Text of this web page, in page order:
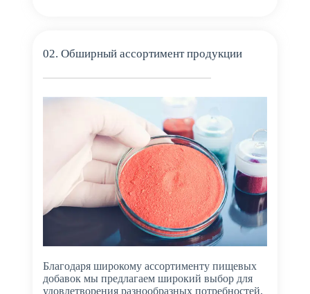
02. Обширный ассортимент продукции
Благодаря широкому ассортименту пищевых
добавок мы предлагаем широкий выбор для
удовлетворения разнообразных потребностей.